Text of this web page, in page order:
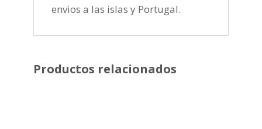
envios a las islas y Portugal.
Productos relacionados